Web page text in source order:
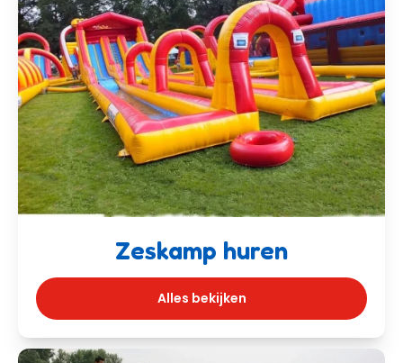
Zeskamp huren
Alles bekijken